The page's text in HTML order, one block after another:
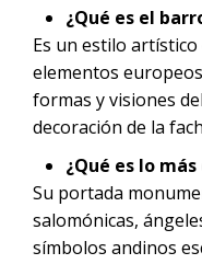
¿Qué es el
Es un estilo
elementos
formas y visiones
decoración de la
¿Qué es lo
Su portada
salomónicas,
símbolos andinos